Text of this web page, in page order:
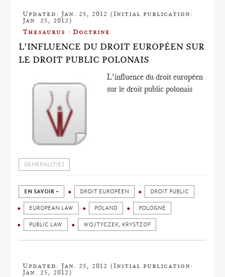
Updated: Jan. 25, 2012 (Initial publication:
Jan. 25, 2012)
Thesaurus : Doctrine
L’INFLUENCE DU DROIT EUROPÉEN SUR
LE DROIT PUBLIC POLONAIS
L’influence du droit européen
sur le droit public polonais
GENERALITIES
EN SAVOIR + DROIT EUROPÉEN DROIT PUBLIC
EUROPEAN LAW POLAND POLOGNE
PUBLIC LAW WOJTYCZEK, KRYSTZOF
Updated: Jan. 25, 2012 (Initial publication:
Jan. 25, 2012)